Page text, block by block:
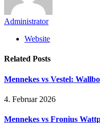
Administrator
Website
Related Posts
Mennekes vs Vestel:
4. Februar 2026
Mennekes vs Fronius